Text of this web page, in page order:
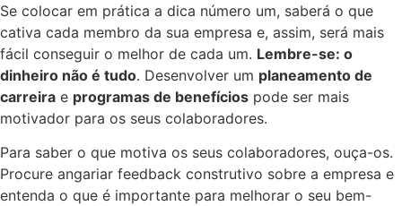
Se colocar em prática a dica número um, saberá o que
cativa cada membro da sua empresa e, assim, será mais
fácil conseguir o melhor de cada um. Lembre-se: o
dinheiro não é tudo. Desenvolver um planeamento de
carreira e programas de benefícios pode ser mais
motivador para os seus colaboradores.
Para saber o que motiva os seus colaboradores, ouça-os.
Procure angariar feedback construtivo sobre a empresa e
entenda o que é importante para melhorar o seu bem-